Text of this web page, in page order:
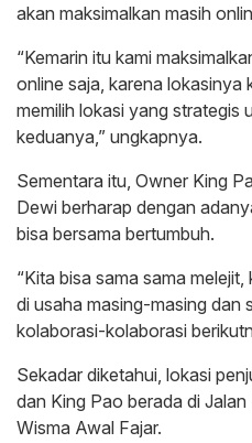
akan maksimalkan masih
“Kemarin itu kami
online saja, karena lokasinya
memilih lokasi yang strategis
keduanya,” ungkapnya.
Sementara itu, Owner King
Dewi berharap dengan
bisa bersama bertumbuh.
“Kita bisa sama sama
di usaha masing-masing dan
kolaborasi-kolaborasi
Sekadar diketahui, lokasi
dan King Pao berada di
Wisma Awal Fajar.